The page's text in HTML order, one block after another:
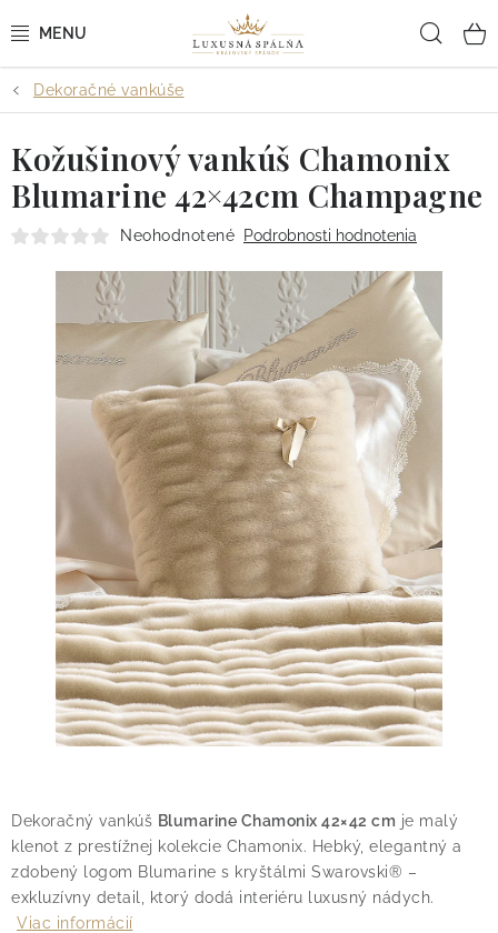
na
POSTEĽNÉ OBLIEČKY
POSTEĽNÉ PLACHTY
PREHOZY A PAPLÓNY
VANKÚŠE A OBLIEČKY
BYTOVÝ TEXTIL
KÚPEĽŇA + WELLNESS
Doprava
Kontakt
Obchodné podmienky
Podmienky ochrany osobných údajov
Reklamačný poriadok
Vrátenie tovaru
Dekoračné vankúše
Dekoračný vankúš Blumarine Chamonix 42×42 cm je malý
klenot z prestížnej kolekcie Chamonix. Hebký, elegantný a
zdobený logom Blumarine s kryštálmi Swarovski® –
exkluzívny detail, ktorý dodá interiéru luxusný nádych.
Viac informácií
Kožušinový vankúš Chamonix
Blumarine 42×42cm Champagne
Neohodnotené Podrobnosti hodnotenia